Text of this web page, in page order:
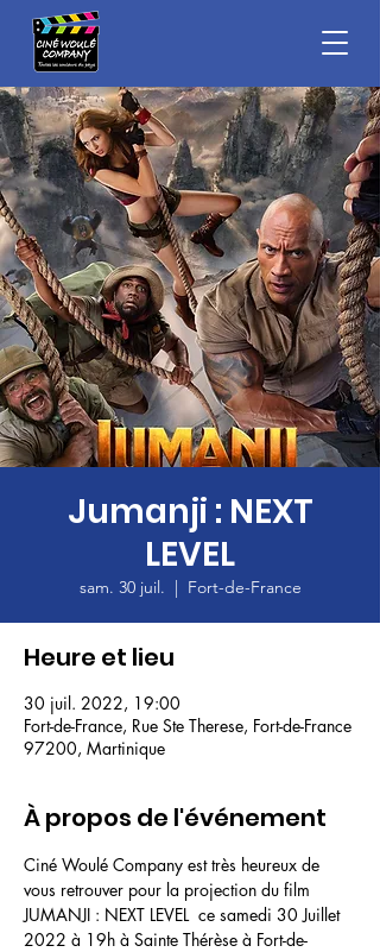
Jumanji : NEXT
LEVEL
sam. 30 juil.
  |
Fort-de-France
Heure et lieu
30 juil. 2022, 19:00
Fort-de-France, Rue Ste Therese, Fort-de-France
97200, Martinique
À propos de l'événement
Ciné Woulé Company est très heureux de
vous retrouver pour la projection du film
JUMANJI : NEXT LEVEL  ce samedi 30 Juillet
2022 à 19h à Sainte Thérèse à Fort-de-